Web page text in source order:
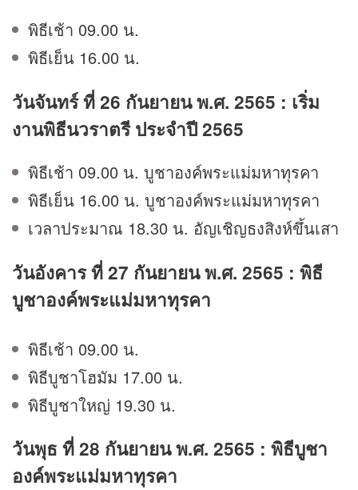
พิธีเช้า 09.00 น.
พิธีเย็น 16.00 น.
วันจันทร์ ที่ 26 กันยายนพ.ศ. 2565 : เริ่ม
งานพิธีนวราตรี ประจำปี 2565
พิธีเช้า 09.00 น. บูชาองค์พระแม่มหาทุรคา
พิธีเย็น 16.00 น. บูชาองค์พระแม่มหาทุรคา
เวลาประมาณ 18.30 น. อัญเชิญธงสิงห์ขึ้นเสา
วันอังคาร ที่ 27 กันยายนพ.ศ. 2565 : พิธี
บูชาองค์พระแม่มหาทุรคา
พิธีเช้า 09.00 น.
พิธีบูชาโฮมัม 17.00 น.
พิธีบูชาใหญ่ 19.30 น.
วันพุธ ที่ 28 กันยายน พ.ศ. 2565 : พิธีบูชา
องค์พระแม่มหาทุรคา